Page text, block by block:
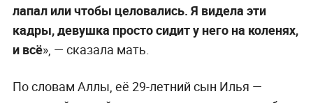
лапал или чтобы целовались. Я видела эти
кадры, девушка просто сидит у него на коленях,
и всё», — сказала мать.
По словам Аллы, её 29-летний сын Илья —